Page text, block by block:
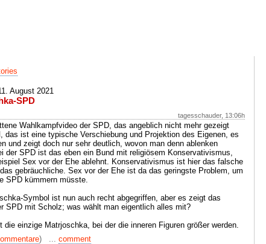
August 2021
SPD
tagesschauder, 13:06h
Wahlkampfvideo der SPD, das angeblich nicht mehr gezeigt
das ist eine typische Verschiebung und Projektion des Eigenen, es
und zeigt doch nur sehr deutlich, wovon man denn ablenken
der SPD ist das eben ein Bund mit religiösem Konservativismus,
Sex vor der Ehe ablehnt. Konservativismus ist hier das falsche
gebräuchliche. Sex vor der Ehe ist da das geringste Problem, um
SPD kümmern müsste.
Symbol ist nun auch recht abgegriffen, aber es zeigt das
SPD mit Scholz; was wählt man eigentlich alles mit?
die einzige Matrjoschka, bei der die inneren Figuren größer werden.
) ... comment